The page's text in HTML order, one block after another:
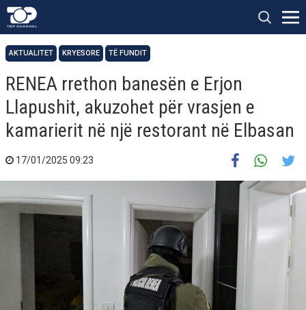
AKTUALITET KRYESORE TË FUNDIT
RENEA rrethon banesën e Erjon
Llapushit, akuzohet për vrasjen e
kamarierit në një restorant në Elbasan
17/01/2025 09:23